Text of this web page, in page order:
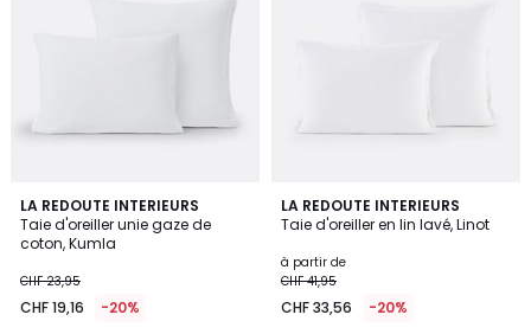
LA REDOUTE INTERIEURS
Taie d'oreiller unie gaze de
coton, Kumla
CHF 23,95
CHF 19,16 -20%
4
/
5
17
Couleurs
LA REDOUTE INTERIEURS
Taie d'oreiller en lin lavé, Linot
à partir de
CHF 41,95
CHF 33,56 -20%
4,4
/ 5
21
Couleurs